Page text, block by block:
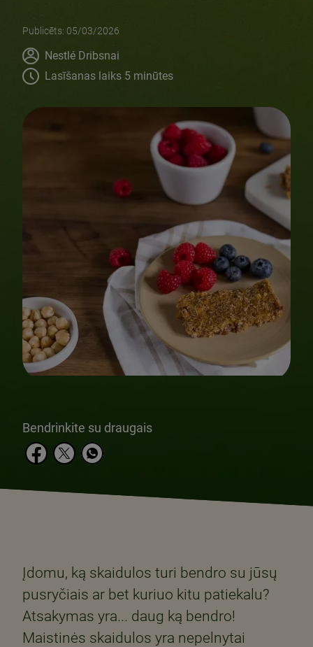
Publicēts: 05/03/2026
Author
Nestlé Dribsnai
Lasīšanas laiks 5 minūtes
Bendrinkite su draugais
Įdomu, ką skaidulos turi bendro su jūsų
pusryčiais ar bet kuriuo kitu patiekalu?
Atsakymas yra... daug ką bendro!
Maistinės skaidulos yra nepelnytai